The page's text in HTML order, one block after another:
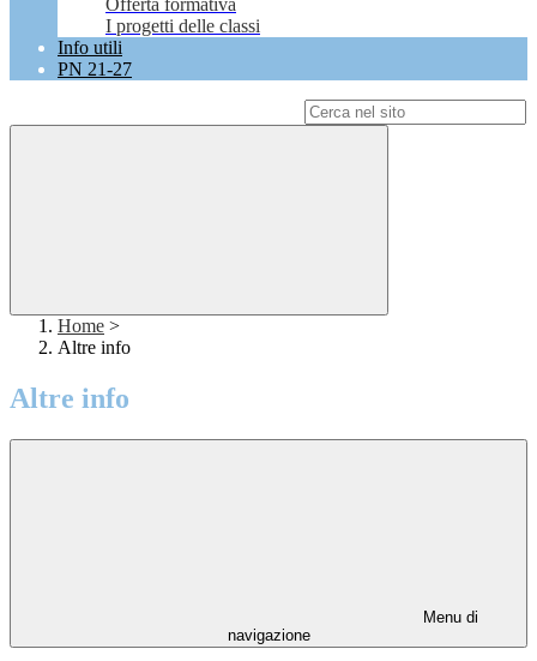
Offerta formativa
I progetti delle classi
Info utili
PN 21-27
Home >
Altre info
Altre info
Menu di
navigazione